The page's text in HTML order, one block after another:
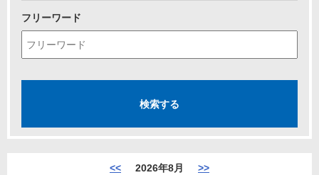
フリーワード
<< 2026年8月 >>